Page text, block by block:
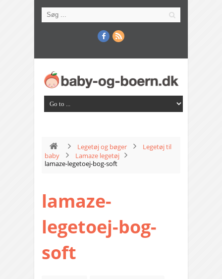
Legetøj og bøger
Legetøj til
baby
Lamaze legetøj
lamaze-legetoej-bog-soft
lamaze-
legetoej-bog-
soft